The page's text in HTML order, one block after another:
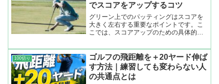
でスコアをアップするコツ
グリーン上でのパッティングはスコアを
大きく左右する重要なポイントです。こ
こでは、スコアアップのための具体的な
歩！グリーン攻略1. ラインを読む力を鍛
えるグリーンの傾斜や芝目を正しく読む
ことで、パットの...
100切り
ゴルフの飛距離を＋20ヤード伸ば
す方法｜練習しても変わらない人
の共通点とは